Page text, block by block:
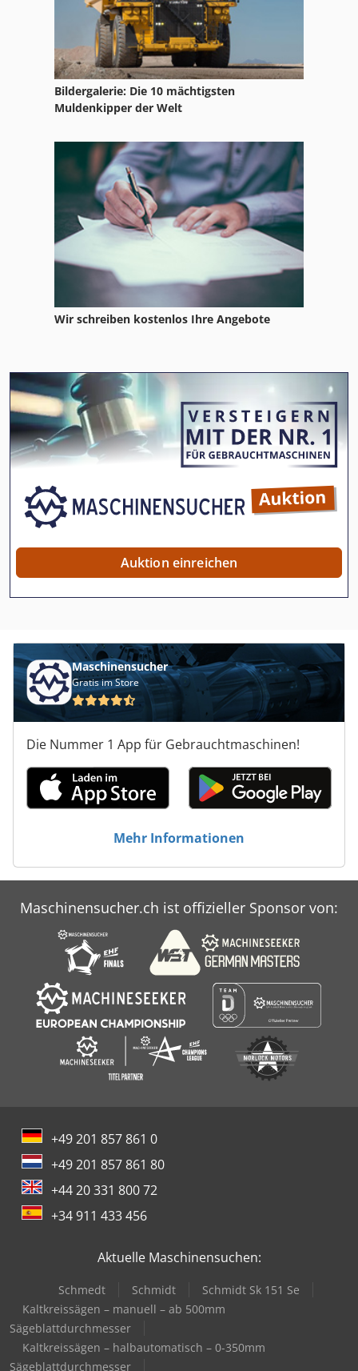
Bildergalerie: Die 10 mächtigsten
Muldenkipper der Welt
Wir schreiben kostenlos Ihre Angebote
Auktion einreichen
Maschinensucher
Gratis im Store
Die Nummer 1 App für Gebrauchtmaschinen!
Mehr Informationen
Maschinensucher.ch ist offizieller Sponsor von:
+49 201 857 861 0
+49 201 857 861 80
+44 20 331 800 72
+34 911 433 456
Aktuelle Maschinensuchen:
Schmedt Schmidt
Schmidt Sk 151 Se
Kaltkreissägen – manuell – ab 500mm
Sägeblattdurchmesser
Kaltkreissägen – halbautomatisch – 0-350mm
Sägeblattdurchmesser